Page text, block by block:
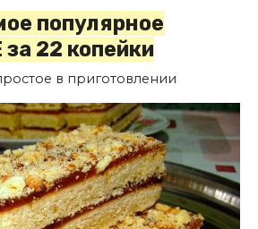
популярное
22 копейки
в приготовлении